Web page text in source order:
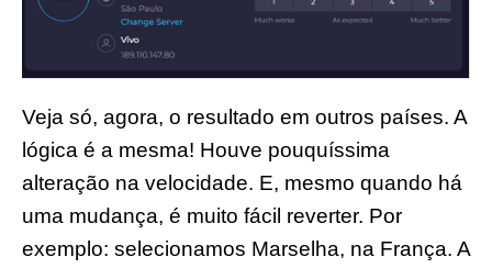
Veja só, agora, o resultado em outros países. A
lógica é a mesma! Houve pouquíssima
alteração na velocidade. E, mesmo quando há
uma mudança, é muito fácil reverter. Por
exemplo: selecionamos Marselha, na França. A